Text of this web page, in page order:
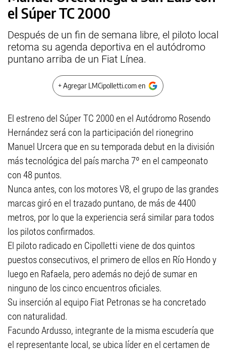
el Súper TC 2000
Después de un fin de semana libre, el piloto local
retoma su agenda deportiva en el autódromo
puntano arriba de un Fiat Línea.
+ Agregar LMCipolletti.com en
El estreno del Súper TC 2000 en el Autódromo Rosendo
Hernández será con la participación del rionegrino
Manuel Urcera que en su temporada debut en la división
más tecnológica del país marcha 7º en el campeonato
con 48 puntos.
Nunca antes, con los motores V8, el grupo de las grandes
marcas giró en el trazado puntano, de más de 4400
metros, por lo que la experiencia será similar para todos
los pilotos confirmados.
El piloto radicado en Cipolletti viene de dos quintos
puestos consecutivos, el primero de ellos en Río Hondo y
luego en Rafaela, pero además no dejó de sumar en
ninguno de los cinco encuentros oficiales.
Su inserción al equipo Fiat Petronas se ha concretado
con naturalidad.
Facundo Ardusso, integrante de la misma escudería que
el representante local, se ubica líder en el certamen de